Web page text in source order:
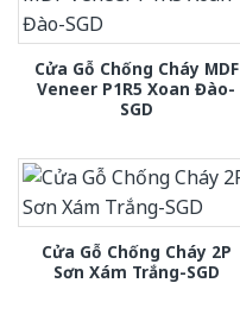
Cửa Gỗ Chống Cháy MDF
Veneer P1R5 Xoan Đào-
SGD
Cửa Gỗ Chống Cháy 2P
Sơn Xám Trắng-SGD